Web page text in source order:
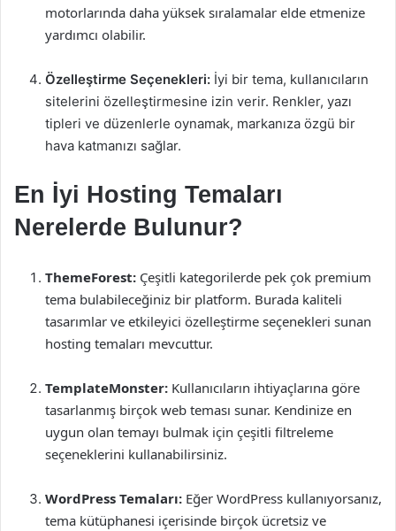
motorlarında daha yüksek sıralamalar elde etmenize
yardımcı olabilir.
Özelleştirme Seçenekleri: İyi bir tema, kullanıcıların
sitelerini özelleştirmesine izin verir. Renkler, yazı
tipleri ve düzenlerle oynamak, markanıza özgü bir
hava katmanızı sağlar.
En İyi Hosting Temaları
Nerelerde Bulunur?
ThemeForest: Çeşitli kategorilerde pek çok premium
tema bulabileceğiniz bir platform. Burada kaliteli
tasarımlar ve etkileyici özelleştirme seçenekleri sunan
hosting temaları mevcuttur.
TemplateMonster: Kullanıcıların ihtiyaçlarına göre
tasarlanmış birçok web teması sunar. Kendinize en
uygun olan temayı bulmak için çeşitli filtreleme
seçeneklerini kullanabilirsiniz.
WordPress Temaları: Eğer WordPress kullanıyorsanız,
tema kütüphanesi içerisinde birçok ücretsiz ve